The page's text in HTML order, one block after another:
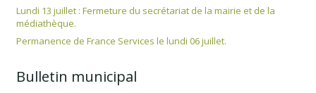
Lundi 13 juillet : Fermeture du secrétariat de la mairie et de la
médiathèque.
Permanence de France Services le lundi 06 juillet.
Bulletin municipal